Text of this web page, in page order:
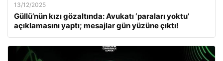
13/12/2025
Güllü’nün kızı gözaltında: Avukatı ‘paraları yoktu’
açıklamasını yaptı; mesajlar gün yüzüne çıktı!